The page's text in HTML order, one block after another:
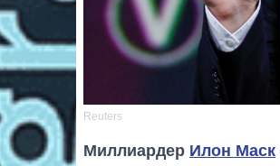
Reuters
Миллиардер Илон Маск